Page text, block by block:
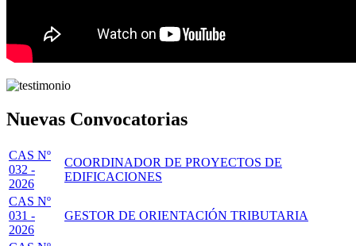
Nuevas Convocatorias
CAS Nº
032 -
2026
COORDINADOR DE PROYECTOS DE
EDIFICACIONES
CAS Nº
031 -
2026
GESTOR DE ORIENTACIÓN TRIBUTARIA